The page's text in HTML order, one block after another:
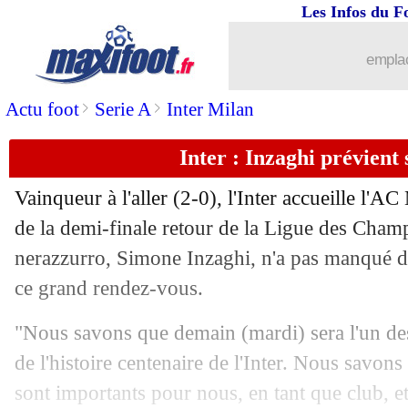
Actu foot> Serie A> Inter Milan
Les Infos du
Inter : Inzaghi prévient
Vainqueur à l'aller (2-0), l'Inter accueille
de la demi-finale retour de la Ligue des
nerazzurro, Simone Inzaghi, n'a pas manqué
ce grand rendez-vous.
"Nous savons que demain (mardi) sera l'un
de l'histoire centenaire de l'Inter. Nous
sont importants pour nous, en tant que club,
Inter: Guerreiro dans le viseur ?
16/05 Barça: Balde bientôt blindé
16/05 OM: Borghini vole au secours de
16/05 Bologne: Motta retenu par sa
Leverkusen
16/05 Lyon: mauvaise nouvelle pour
: Ancelotti, parti pour rester